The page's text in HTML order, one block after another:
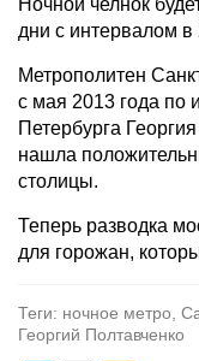
дни с интервалом
Метрополитен
с мая 2013 года по
Петербурга
нашла
столицы.
Теперь разводка
для горожан,
Теги: ночное метро,
Георгий Полтавченко